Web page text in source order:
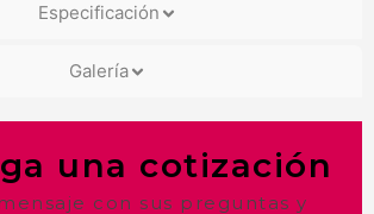
Especificación
Galería
una cotización
con sus preguntas y